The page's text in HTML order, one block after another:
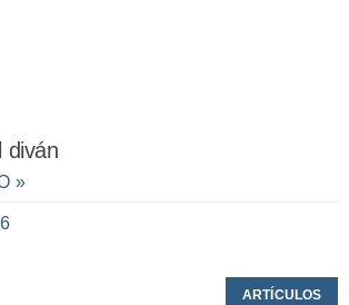
diván
»
ARTÍCULOS